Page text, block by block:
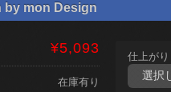
by mon Design
¥5,093
在庫有り
仕上がり